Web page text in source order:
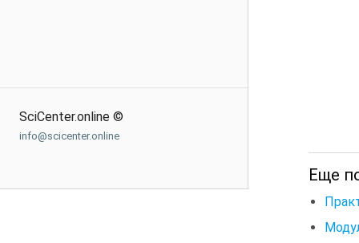
SciCenter.online ©
info@scicenter.online
Еще